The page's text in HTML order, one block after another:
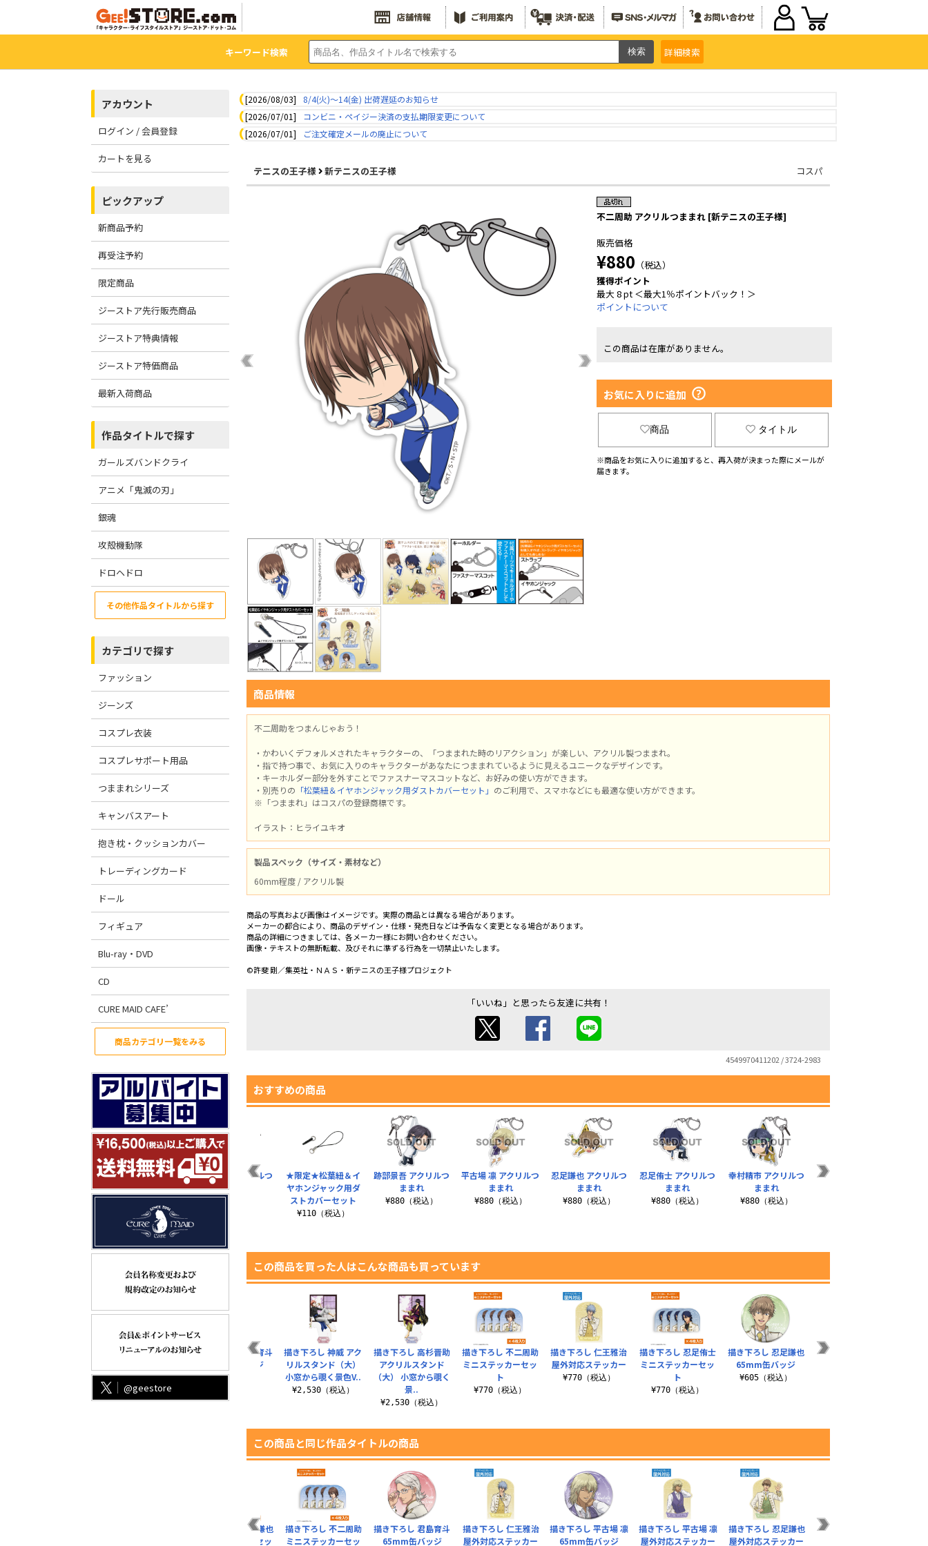
キーワード検索 詳細検索
アカウント
ログイン / 会員登録
カートを見る
ピックアップ
新商品予約
再受注予約
限定商品
ジーストア先行販売商品
ジーストア特典情報
ジーストア特価商品
最新入荷商品
作品タイトルで探す
ガールズバンドクライ
アニメ「鬼滅の刃」
銀魂
攻殻機動隊
ドロヘドロ
その他作品タイトルから探す
カテゴリで探す
ファッション
ジーンズ
コスプレ衣装
コスプレサポート用品
つままれシリーズ
キャンバスアート
抱き枕・クッションカバー
トレーディングカード
ドール
フィギュア
Blu-ray・DVD
CD
CURE MAID CAFE’
商品カテゴリ一覧をみる
@geestore
[2026/08/03]
8/4(火)～14(金) 出荷遅延のお知らせ
[2026/07/01]
コンビニ・ペイジー決済の支払期限変更について
[2026/07/01]
ご注文確定メールの廃止について
テニスの王子様 新テニスの王子様 コスパ
不二周助 アクリルつままれ [新テニスの王子様]
販売価格
¥880 （税込）
獲得ポイント
最大 8 pt ＜最大1％ポイントバック！＞
ポイントについて
この商品は在庫がありません。
お気に入りに追加
商品 タイトル
※商品をお気に入りに追加すると、再入荷が決まった際にメールが
届きます。
商品情報
不二周助をつまんじゃおう！
・かわいくデフォルメされたキャラクターの、「つままれた時のリアクション」が楽しい、アクリル製つままれ。
・指で持つ事で、お気に入りのキャラクターがあなたにつままれているように見えるユニークなデザインです。
・キーホルダー部分を外すことでファスナーマスコットなど、お好みの使い方ができます。
・別売りの 「松葉紐＆イヤホンジャック用ダストカバーセット」 のご利用で、スマホなどにも最適な使い方ができます。
※「つままれ」はコスパの登録商標です。
イラスト：ヒライユキオ
製品スペック（サイズ・素材など）
60mm程度 / アクリル製
商品の写真および画像はイメージです。実際の商品とは異なる場合があります。
メーカーの都合により、商品のデザイン・仕様・発売日などは予告なく変更となる場合があります。
商品の詳細につきましては、各メーカー様にお問い合わせください。
画像・テキストの無断転載、及びそれに準ずる行為を一切禁止いたします。
©許斐 剛／集英社・ＮＡＳ・新テニスの王子様プロジェクト
「いいね」と思ったら友達に共有！
4549970411202 / 3724-2983
おすすめの商品
平古場 凛 アクリルつ
ままれ
¥880（税込）
忍足謙也 アクリルつ
ままれ
¥880（税込）
忍足侑士 アクリルつ
ままれ
¥880（税込）
幸村精市 アクリルつ
ままれ
¥880（税込）
仁王雅治 アクリルつ
白石蔵ノ介 アクリル
つままれ
手塚国光 アクリルつ
ままれ
★限定★松葉紐＆イ
ヤホンジャック用ダ
ストカバーセット
¥110（税込）
跡部景吾 アクリルつ
ままれ
¥880（税込）
この商品を買った人はこんな商品も買っています
描き下ろし 不二周助
ミニステッカーセッ
ト
¥770（税込）
描き下ろし 仁王雅治
屋外対応ステッカー
¥770（税込）
描き下ろし 忍足侑士
ミニステッカーセッ
ト
¥770（税込）
描き下ろし 忍足謙也
65mm缶バッジ
¥605（税込）
爆豪勝己 袖リブロン
描き下ろし 沖田総悟
きVer.
¥605（税込）
描き下ろし 君島育斗
65mm缶バッジ
¥605（税込）
描き下ろし 神威 アク
リルスタンド（大）
小窓から覗く景色V..
¥2,530（税込）
描き下ろし 高杉晋助
アクリルスタンド
（大） 小窓から覗く
景..
¥2,530（税込）
この商品と同じ作品タイトルの商品
描き下ろし 仁王雅治
屋外対応ステッカー
描き下ろし 平古場 凛
65mm缶バッジ
描き下ろし 平古場 凛
屋外対応ステッカー
描き下ろし 忍足謙也
屋外対応ステッカー
描き下ろし 君島育斗
描き下ろし 忍足謙也
ミニステッカーセッ
描き下ろし 不二周助
ミニステッカーセッ
描き下ろし 君島育斗
65mm缶バッジ